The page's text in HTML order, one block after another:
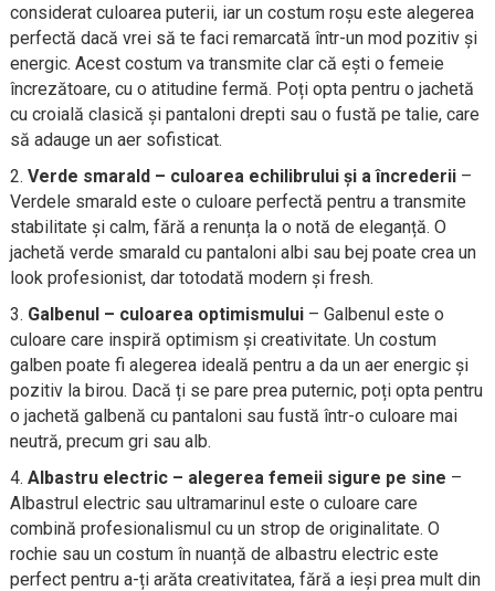
considerat culoarea puterii, iar un costum roșu este alegerea
perfectă dacă vrei să te faci remarcată într-un mod pozitiv și
energic. Acest costum va transmite clar că ești o femeie
încrezătoare, cu o atitudine fermă. Poți opta pentru o jachetă
cu croială clasică și pantaloni drepti sau o fustă pe talie, care
să adauge un aer sofisticat.
Verde smarald – culoarea echilibrului și a încrederii–
Verdele smarald este o culoare perfectă pentru a transmite
stabilitate și calm, fără a renunța la o notă de eleganță. O
jachetă verde smarald cu pantaloni albi sau bej poate crea un
look profesionist, dar totodată modern și fresh.
Galbenul – culoarea optimismului– Galbenul este o
culoare care inspiră optimism și creativitate. Un costum
galben poate fi alegerea ideală pentru a da un aer energic și
pozitiv la birou. Dacă ți se pare prea puternic, poți opta pentru
o jachetă galbenă cu pantaloni sau fustă într-o culoare mai
neutră, precum gri sau alb.
Albastru electric – alegerea femeii sigure pe sine –
Albastrul electric sau ultramarinul este o culoare care
combină profesionalismul cu un strop de originalitate. O
rochie sau un costum în nuanță de albastru electric este
perfect pentru a-ți arăta creativitatea, fără a ieși prea mult din